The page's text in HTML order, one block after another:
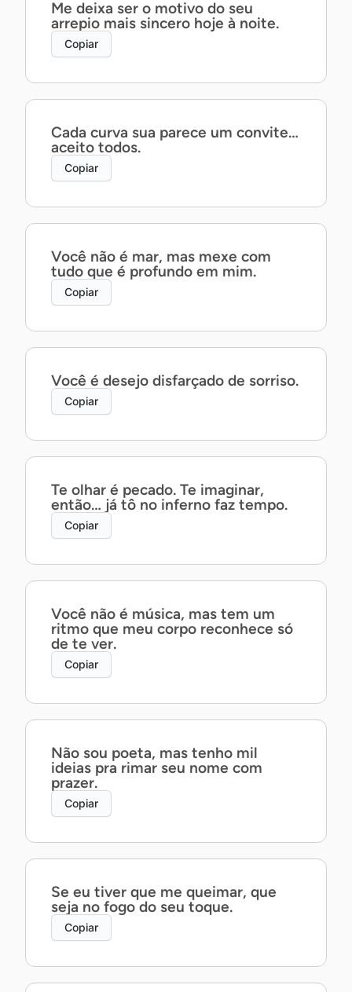
Me deixa ser o motivo do seu
arrepio mais sincero hoje à noite.
Copiar
Cada curva sua parece um convite…
aceito todos.
Copiar
Você não é mar, mas mexe com
tudo que é profundo em mim.
Copiar
Você é desejo disfarçado de sorriso.
Copiar
Te olhar é pecado. Te imaginar,
então… já tô no inferno faz tempo.
Copiar
Você não é música, mas tem um
ritmo que meu corpo reconhece só
de te ver.
Copiar
Não sou poeta, mas tenho mil
ideias pra rimar seu nome com
prazer.
Copiar
Se eu tiver que me queimar, que
seja no fogo do seu toque.
Copiar